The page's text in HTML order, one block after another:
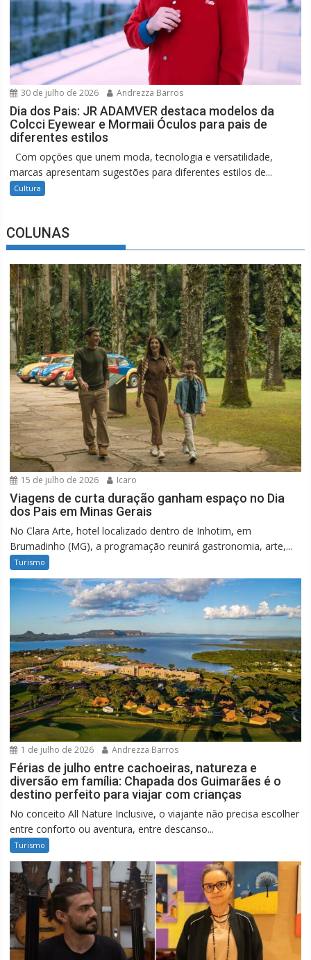
30 de julho de 2026 Andrezza Barros
Dia dos Pais: JR ADAMVER destaca modelos da
Colcci Eyewear e Mormaii Óculos para pais de
diferentes estilos
Com opções que unem moda, tecnologia e versatilidade,
marcas apresentam sugestões para diferentes estilos de...
Cultura
COLUNAS
15 de julho de 2026 Icaro
Viagens de curta duração ganham espaço no Dia
dos Pais em Minas Gerais
No Clara Arte, hotel localizado dentro de Inhotim, em
Brumadinho (MG), a programação reunirá gastronomia, arte,...
Turismo
1 de julho de 2026 Andrezza Barros
Férias de julho entre cachoeiras, natureza e
diversão em família: Chapada dos Guimarães é o
destino perfeito para viajar com crianças
No conceito All Nature Inclusive, o viajante não precisa escolher
entre conforto ou aventura, entre descanso...
Turismo